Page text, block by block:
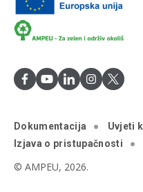
Dokumentacija Uvjeti
Izjava o pristupačnosti
© AMPEU, 2026.